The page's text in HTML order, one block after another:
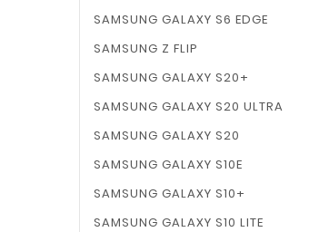
SAMSUNG GALAXY S6 EDGE
SAMSUNG Z FLIP
SAMSUNG GALAXY S20+
SAMSUNG GALAXY S20 ULTRA
SAMSUNG GALAXY S20
SAMSUNG GALAXY S10E
SAMSUNG GALAXY S10+
SAMSUNG GALAXY S10 LITE